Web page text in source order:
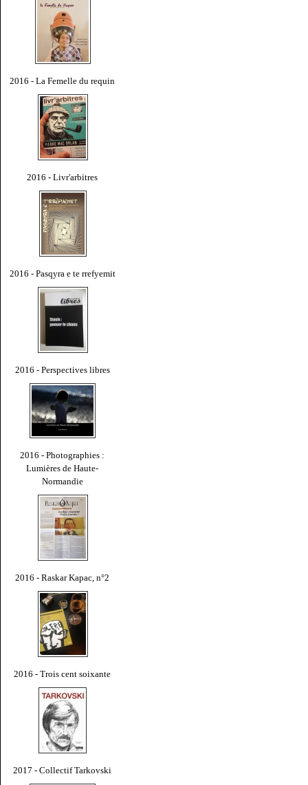
2016 - La Femelle du requin
2016 - Livr'arbitres
2016 - Pasqyra e te rrefyemit
2016 - Perspectives libres
2016 - Photographies :
Lumières de Haute-
Normandie
2016 - Raskar Kapac, n°2
2016 - Trois cent soixante
2017 - Collectif Tarkovski